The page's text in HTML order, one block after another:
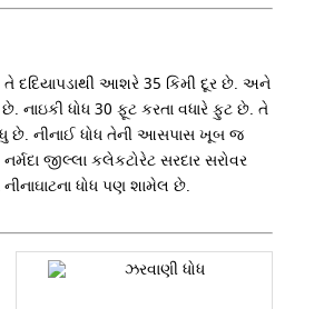
તે દદિયાપડાથી આશરે 35 કિમી દૂર છે. અને
ધોધ 30 ફૂટ કરતા વધારે ફુટ છે. તે
છે. નીનાઈ ધોધ તેની આસપાસ ખૂબ જ
જીલ્લા કલેકટોરેટ સરદાર સરોવર
ધોધ પણ શામેલ છે.